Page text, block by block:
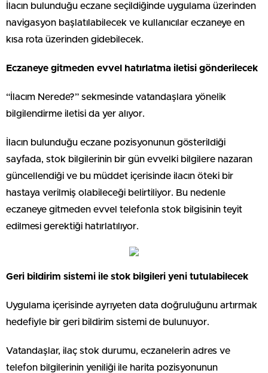
İlacın bulunduğu eczane seçildiğinde uygulama üzerinden
navigasyon başlatılabilecek ve kullanıcılar eczaneye en
kısa rota üzerinden gidebilecek.
Eczaneye gitmeden evvel hatırlatma iletisi gönderilecek
“İlacım Nerede?” sekmesinde vatandaşlara yönelik
bilgilendirme iletisi da yer alıyor.
İlacın bulunduğu eczane pozisyonunun gösterildiği
sayfada, stok bilgilerinin bir gün evvelki bilgilere nazaran
güncellendiği ve bu müddet içerisinde ilacın öteki bir
hastaya verilmiş olabileceği belirtiliyor. Bu nedenle
eczaneye gitmeden evvel telefonla stok bilgisinin teyit
edilmesi gerektiği hatırlatılıyor.
Geri bildirim sistemi ile stok bilgileri yeni tutulabilecek
Uygulama içerisinde ayrıyeten data doğruluğunu artırmak
hedefiyle bir geri bildirim sistemi de bulunuyor.
Vatandaşlar, ilaç stok durumu, eczanelerin adres ve
telefon bilgilerinin yeniliği ile harita pozisyonunun